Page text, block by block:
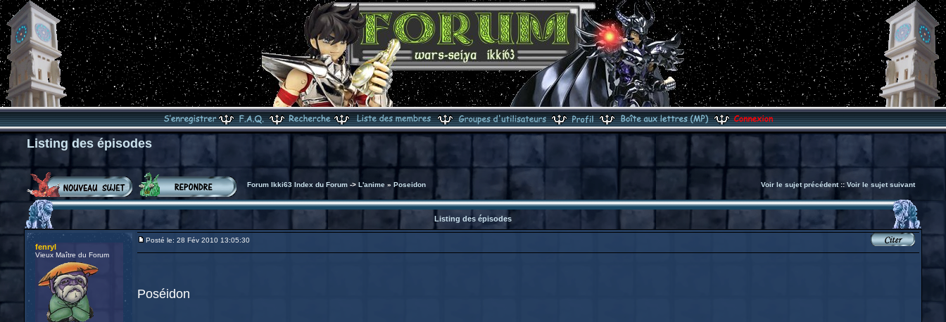
Listing des épisodes
Forum Ikki63 Index du Forum -> L'anime » Poseidon Voir le sujet précédent:: Voir le sujet suivant
Listing des épisodes
fenryl
Vieux Maître du Forum
Posté le: 28 Fév 2010 13:05:30
Poséidon